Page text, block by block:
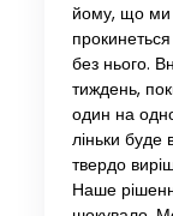
йому, що ми
без нього.
тиждень,
один на
ліньки буде
твердо
Наше